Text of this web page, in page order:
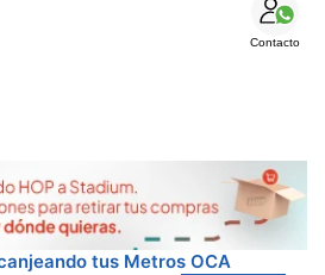
Contacto
tus Metros OCA